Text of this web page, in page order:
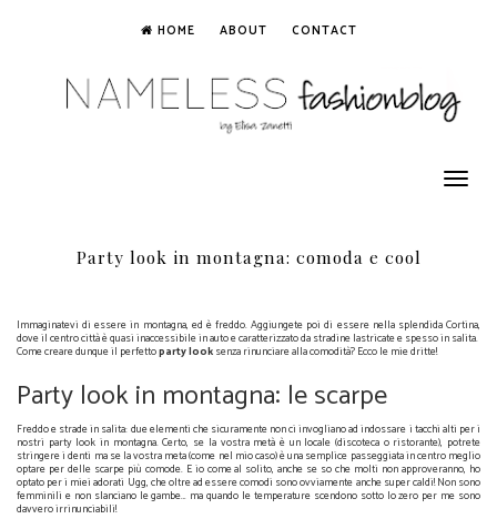
HOME ABOUT CONTACT
Toggle
navigation
Party look in montagna: comoda e cool
Immaginatevi di essere in montagna, ed è freddo. Aggiungete poi di essere nella splendida Cortina,
dove il centro città è quasi inaccessibile in auto e caratterizzato da stradine lastricate e spesso in salita.
Come creare dunque il perfettoparty looksenza rinunciare alla comodità? Ecco le mie dritte!
Party look in montagna: le scarpe
Freddo e strade in salita: due elementi che sicuramente non ci invogliano ad indossare i tacchi alti per i
nostri party look in montagna. Certo, se la vostra metà è un locale (discoteca o ristorante), potrete
stringere i denti ma se la vostra meta (come nel mio caso) è una semplice passeggiata in centro meglio
optare per delle scarpe più comode. E io come al solito, anche se so che molti non approveranno, ho
optato per i miei adorati Ugg, che oltre ad essere comodi sono ovviamente anche super caldi! Non sono
femminili e non slanciano le gambe… ma quando le temperature scendono sotto lo zero per me sono
davvero irrinunciabili!